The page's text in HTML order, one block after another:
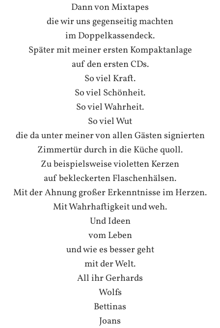
Dann von Mixtapes
die wir uns gegenseitig machten
im Doppelkassendeck.
Später mit meiner ersten Kompaktanlage
auf den ersten CDs.
So viel Kraft.
So viel Schönheit.
So viel Wahrheit.
So viel Wut
die da unter meiner von allen Gästen signierten
Zimmertür durch in die Küche quoll.
Zu beispielsweise violetten Kerzen
auf bekleckerten Flaschenhälsen.
Mit der Ahnung großer Erkenntnisse im Herzen.
Mit Wahrhaftigkeit und weh.
Und Ideen
vom Leben
und wie es besser geht
mit der Welt.
All ihr Gerhards
Wolfs
Bettinas
Joans